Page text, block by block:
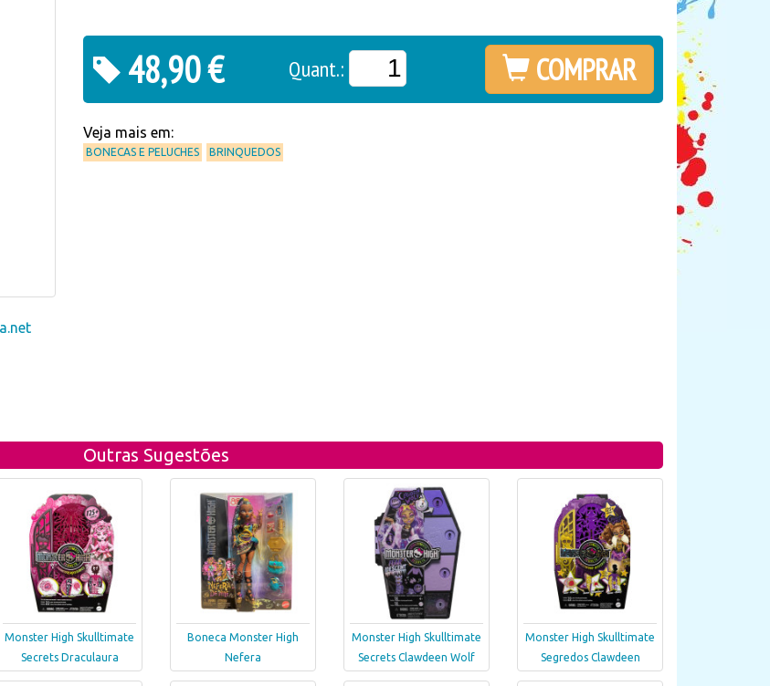
48,90 € Quant.: COMPRAR
Veja mais em:
BONECAS E PELUCHES BRINQUEDOS
Outras Sugestões
Monster High Skulltimate
Secrets Draculaura
Boneca Monster High
Nefera
Monster High Skulltimate
Secrets Clawdeen Wolf
Monster High Skulltimate
Segredos Clawdeen